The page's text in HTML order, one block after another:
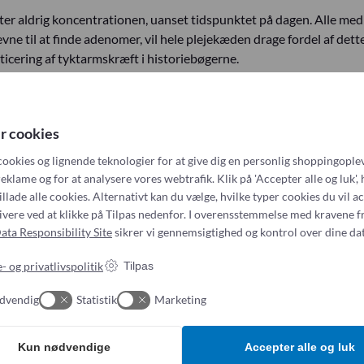
aldrig koncentrationen, uanset tidspunktet på dagen. Alle
til at finde adenomer, vil hele plejekæden drage fordel af
af tyktarmskræft i historiebøgerne.
under detektionsarbejdet. Ændringerne er
med det bedst mulige udstyr til at maksimere kvaliteten af
knapper.
af resultaterne.
Karakteristikken, der følger, viser også, hvor i billedet
følger lystilstandene.
cookies
og lignende teknologier for at give dig en personlig
og for at analysere vores webtrafik. Klik på 'Accepter alle og luk',
alle cookies. Alternativt kan du vælge, hvilke typer cookies du vil
ved at klikke på Tilpas nedenfor. I overensstemmelse med kravene
Responsibility Sitesikrer vi gennemsigtighed og kontrol over dine
og privatlivspolitik Tilpas
Statistik Marketing
Kun nødvendige Accepter alle og luk